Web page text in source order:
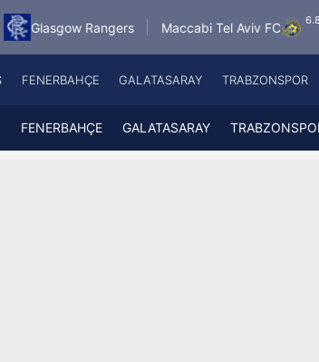
Maccabi Tel Aviv FC
6.8.2026 - Per
19:00
FENERBAHÇE GALATASARAY TRABZONSPOR
FENERBAHÇE GALATASARAY